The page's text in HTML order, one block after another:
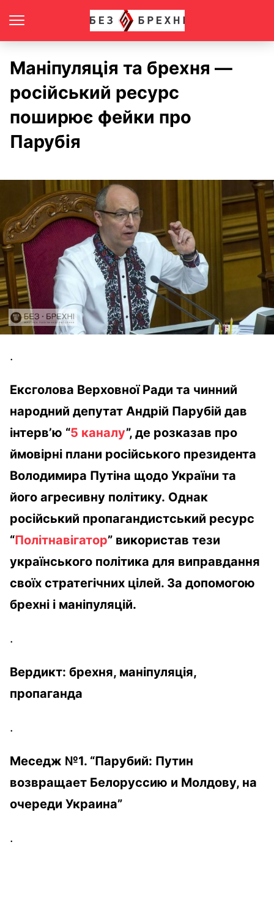
Маніпуляція та брехня —
російський ресурс
поширює фейки про
Парубія
.
Ексголова ВерховноїРади та чинний
народний депутат Андрій Парубій дав
інтерв’ю “5 каналу”, де розказав про
ймовірні плани російського президента
Володимира Путіна щодо України та
його агресивну політику. Однак
російський пропагандистський ресурс
“Політнавігатор” використав тези
українського політика для виправдання
своїх стратегічних цілей. За допомогою
брехні і маніпуляцій.
.
Вердикт: брехня, маніпуляція,
пропаганда
.
Меседж №1. “Парубий: Путин
возвращает Белоруссию и Молдову, на
очереди Украина”
.